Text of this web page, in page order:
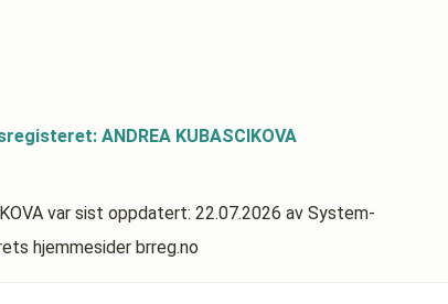
ANDREA KUBASCIKOVA
var sist oppdatert: 22.07.2026 av System-
hjemmesider brreg.no